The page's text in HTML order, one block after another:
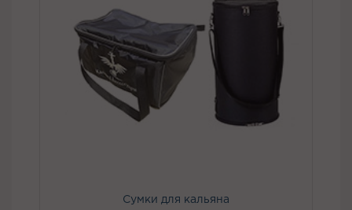
Сумки для кальяна